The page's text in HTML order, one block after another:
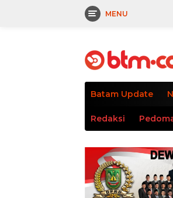
MENU
Batam Update
Redaksi